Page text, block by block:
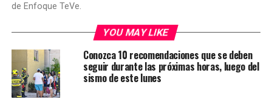
de Enfoque TeVe.
YOU MAY LIKE
Conozca 10 recomendaciones que se deben
seguir durante las próximas horas, luego del
sismo de este lunes